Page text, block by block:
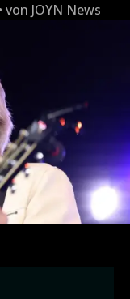
von JOYN News